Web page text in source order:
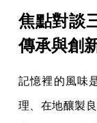
焦點對談
傳承與創
記憶裡的風味
理、在地釀製